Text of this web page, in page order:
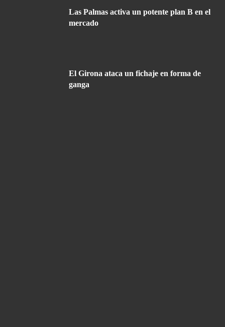
Las Palmas activa un potente plan B en el
mercado
El Girona ataca un fichaje en forma de
ganga